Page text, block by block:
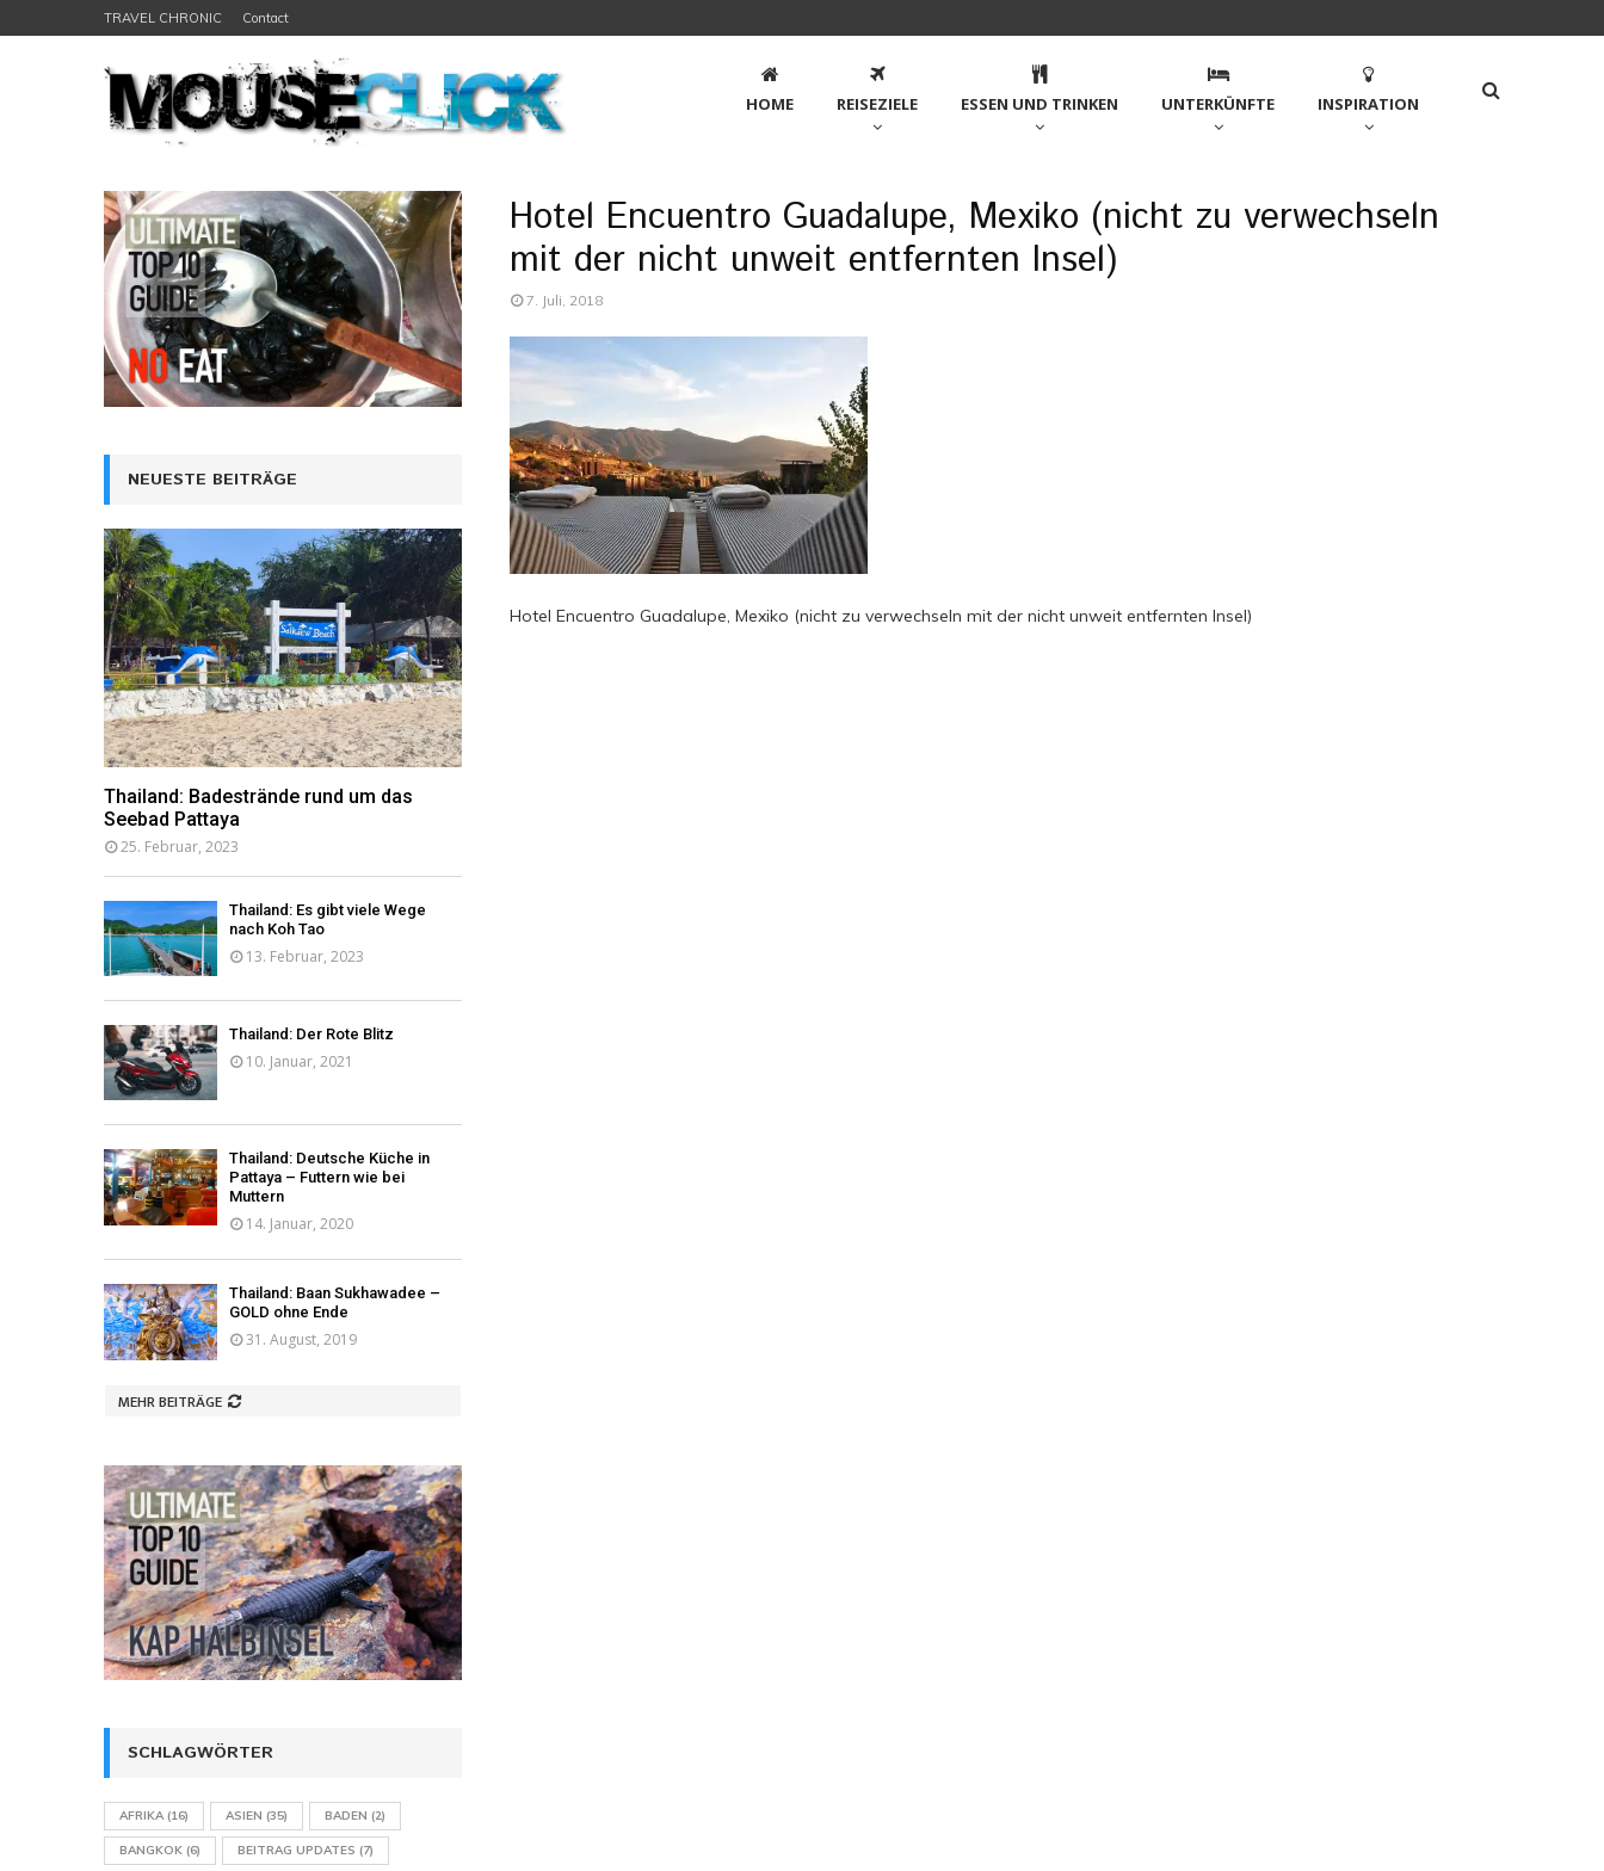
TRAVEL CHRONIC Contact
HOME REISEZIELE ESSEN UND TRINKEN UNTERKÜNFTE INSPIRATION
Hotel Encuentro Guadalupe, Mexiko (nicht zu verwechseln
mit der nicht unweit entfernten Insel)
7. Juli, 2018
Hotel Encuentro Guadalupe, Mexiko (nicht zu verwechseln mit der nicht unweit entfernten Insel)
NEUESTE BEITRÄGE
Thailand: Badestrände rund um das
Seebad Pattaya
25. Februar, 2023
Thailand: Es gibt viele Wege
nach Koh Tao
13. Februar, 2023
Thailand: Der Rote Blitz
10. Januar, 2021
Thailand: Deutsche Küche in
Pattaya – Futtern wie bei
Muttern
14. Januar, 2020
Thailand: Baan Sukhawadee –
GOLD ohne Ende
31. August, 2019
MEHR BEITRÄGE
SCHLAGWÖRTER
AFRIKA(16) ASIEN (35) BADEN (2)
BANGKOK (6) BEITRAG UPDATES (7)